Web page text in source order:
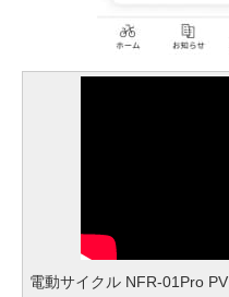
電動サイクル NFR-01Pro PV